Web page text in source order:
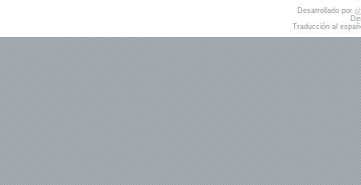
Desarrollado por
Traducción al